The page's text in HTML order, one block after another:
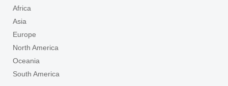
Africa
Asia
Europe
North America
Oceania
South America